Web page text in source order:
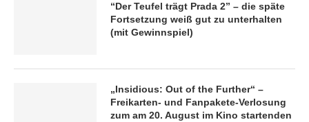
“Der Teufel trägt Prada 2” – die späte
Fortsetzung weiß gut zu unterhalten
(mit Gewinnspiel)
„Insidious: Out of the Further“ –
Freikarten- und Fanpakete-Verlosung
zum am 20. August im Kino startenden